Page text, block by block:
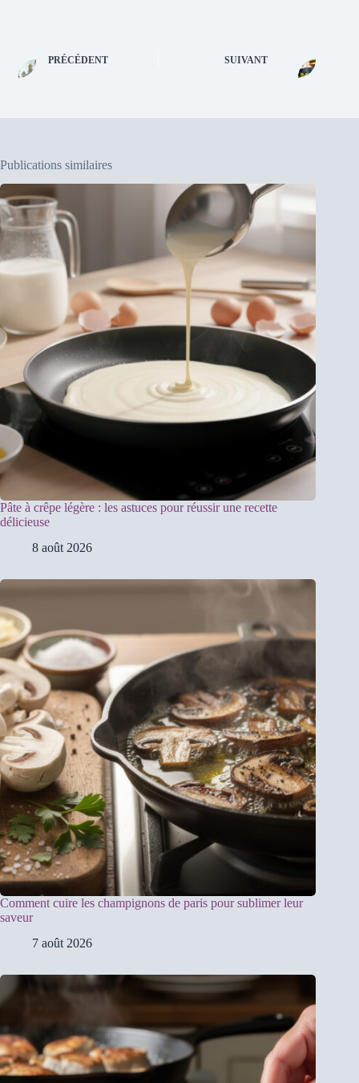
PRÉCÉDENT SUIVANT
Publications similaires
Pâte à crêpe légère : les astuces pour réussir une recette
délicieuse
8 août 2026
Comment cuire les champignons de paris pour sublimer leur
saveur
7 août 2026